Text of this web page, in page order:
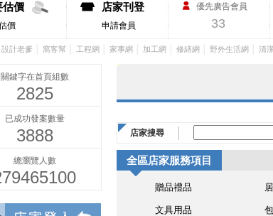
估價
價
店家刊登
申請會員
優先廣告會員
33
設計老爹 窩客幫 工程網 家事網 加工網 修繕網 野外生活網 清
關鍵字在首頁組數
2825
已成功發案數量
3888
總瀏覽人數
店家搜尋
全區店家服務項目
贈品禮品
文具用品